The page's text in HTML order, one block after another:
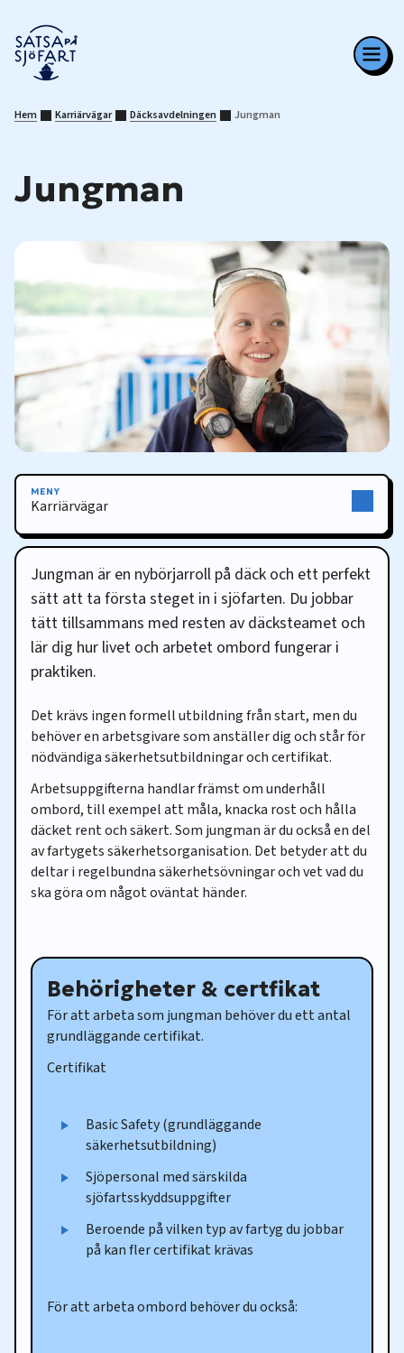
Hem Karriärvägar Däcksavdelningen Jungman
Jungman
Jungman är en nybörjarroll på däck och ett perfekt
sätt att ta första steget in i sjöfarten. Du jobbar
tätt tillsammans med resten av däcksteamet och
lär dig hur livet och arbetet ombord fungerar i
praktiken.
Det krävs ingen formell utbildning från start, men du
behöver en arbetsgivare som anställer dig och står för
nödvändiga säkerhetsutbildningar och certifikat.
Arbetsuppgifterna handlar främst om underhåll
ombord, till exempel att måla, knacka rost och hålla
däcket rent och säkert. Som jungman är du också en del
av fartygets säkerhetsorganisation. Det betyder att du
deltar i regelbundna säkerhetsövningar och vet vad du
ska göra om något oväntat händer.
Behörigheter & certfikat
För att arbeta som jungman behöver du ett antal
grundläggande certifikat.
Certifikat
Basic Safety (grundläggande
säkerhetsutbildning)
Sjöpersonal med särskilda
sjöfartsskyddsuppgifter
Beroende på vilken typ av fartyg du jobbar
på kan fler certifikat krävas
För att arbeta ombord behöver du också:
MENY
Karriärvägar
Karriärvägar